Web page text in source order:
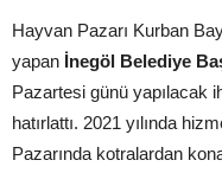
Hayvan Pazarı Kurban
yapan İnegöl Belediye
Pazartesi günü yapılacak
hatırlattı. 2021 yılında
Pazarında kotralardan